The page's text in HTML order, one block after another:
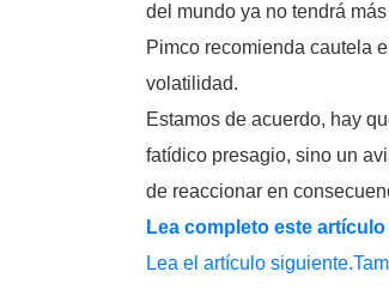
del mundo ya no tendrá
Pimco recomienda cautela
volatilidad.
Estamos de acuerdo, hay
fatídico presagio, sino un
de reaccionar en
Lea completo este
Lea el artículo